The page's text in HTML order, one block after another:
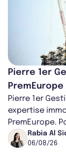
Pierre 1er
PremEurope
Pierre 1er
expertise
PremEurope.
ancienRabia Al
06/08/26